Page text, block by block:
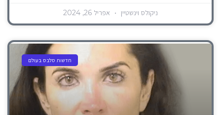
ניקולס וינשטיין אפריל 26, 2024
חדשות סלבס בעולם